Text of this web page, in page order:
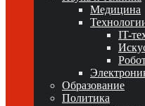
Медицина
IT-
Образование
Политика